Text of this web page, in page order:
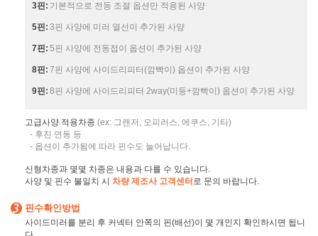
3핀: 기본적으로 전동 조절 옵션만 적용된 사양
5핀: 3핀 사양에 미러 열선이 추가된 사양
7핀: 5핀 사양에 전동접이 옵션이 추가된 사양
8핀: 7핀 사양에 사이드리피터(깜빡이) 옵션이 추가된 사양
9핀: 8핀 사양에 사이드리피터 2way(미등+깜빡이) 옵션이 추가된 사양
고급사양 적용차종 (ex: 그랜저, 오피러스, 에쿠스, 기타)
- 후진 연동 등
- 옵션이 추가됨에 따라 핀수도 늘어납니다.
신형차종과 몇몇 차종은 내용과 다를 수 있습니다.
사양 및 핀수 불일치 시 차량 제조사 고객센터 로 문의 바랍니다.
핀수확인방법
사이드미러를 분리 후 커넥터 안쪽의 핀(배선)이 몇 개인지 확인하시면 됩니